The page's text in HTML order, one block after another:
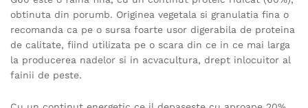
obtinuta din porumb. Originea vegetala si granulatia fina o
recomanda ca pe o sursa foarte usor digerabila de proteina
de calitate, fiind utilizata pe o scara din ce in ce mai larga
la producerea nadelor si in acvacultura, drept inlocuitor al
fainii de peste.